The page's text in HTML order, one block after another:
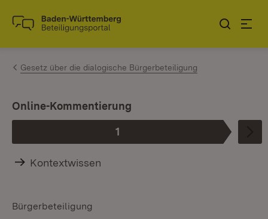
Zum Inhalt springen
Link zur Startseite
Gesetz über die dialogische Bürgerbeteiligung
Phase
1
:
Online-Kommentierung
Kontextwissen
Bürgerbeteiligung